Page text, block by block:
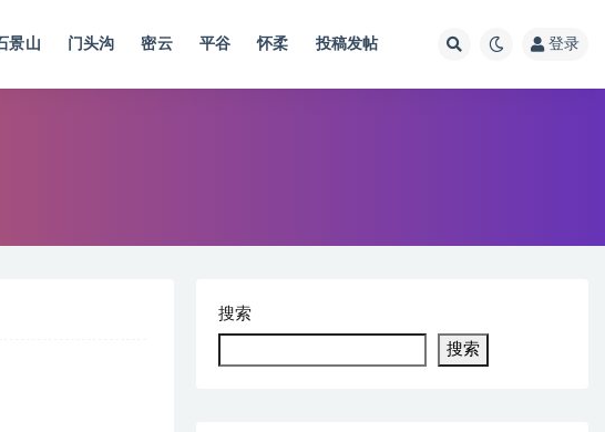
景山 门头沟 密云 平谷 怀柔 投稿发帖 登录
搜索
搜索